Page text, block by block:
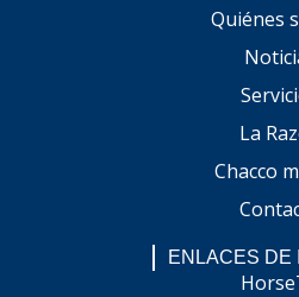
Quiénes
La
Chacco
ENLACES DE